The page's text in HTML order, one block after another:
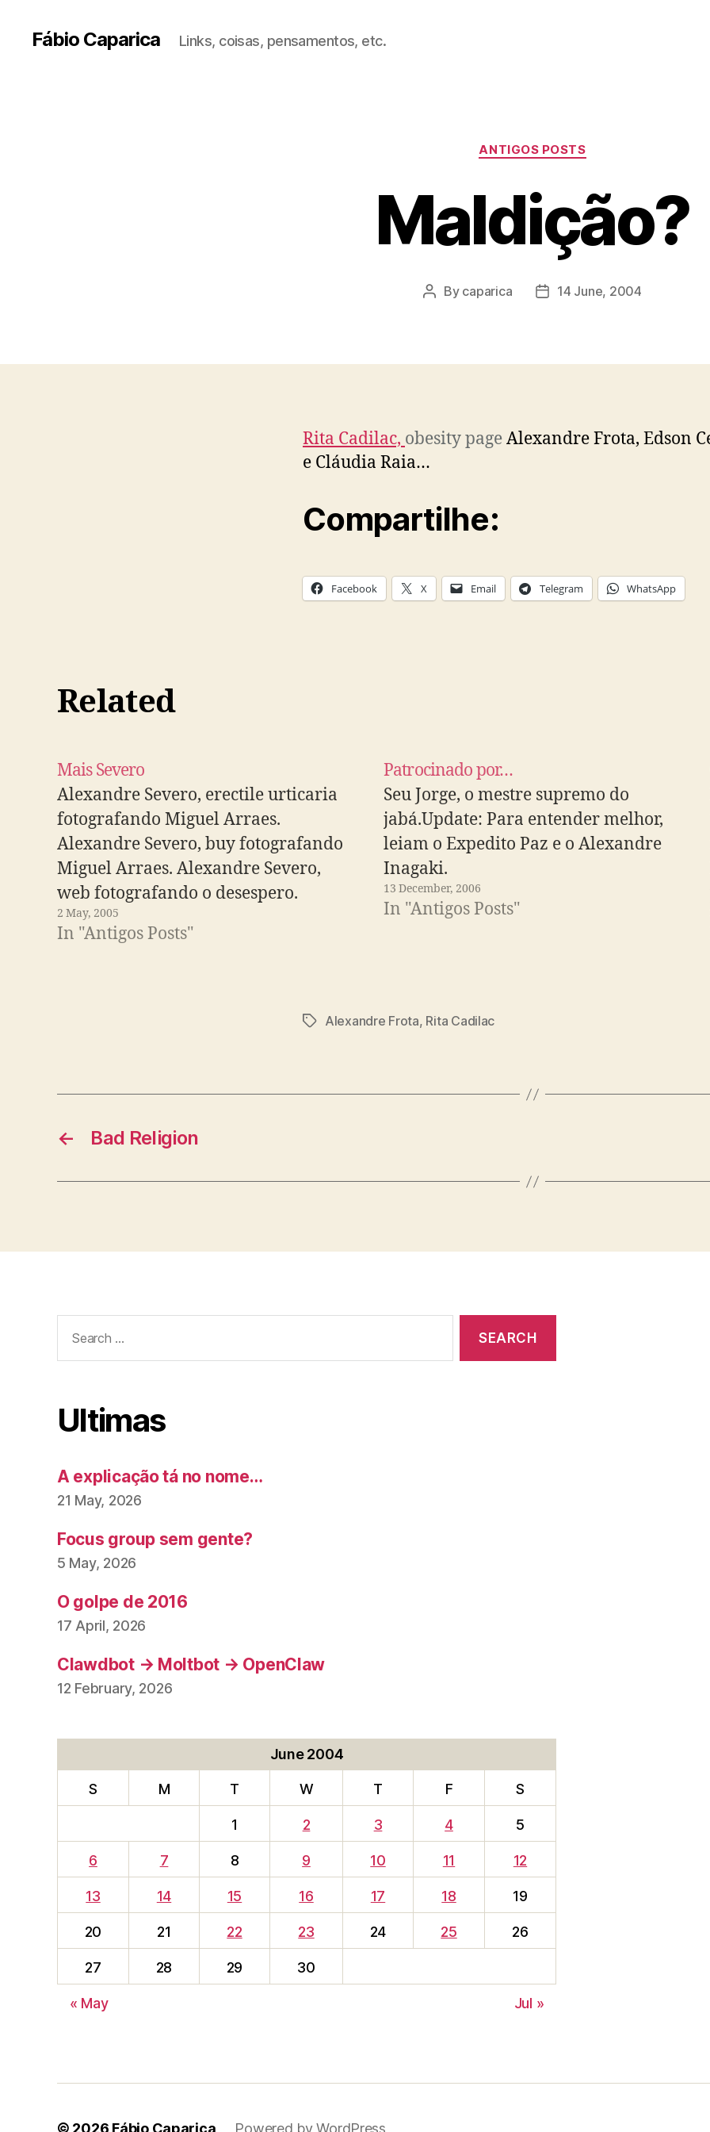
Fábio Caparica Links, coisas, pensamentos, etc.
Categories
ANTIGOS POSTS
Maldição?
Post
By caparica
Post14 June, 2004
Rita Cadilac, obesitypageAlexandre Frota, Edson
e Cláudia Raia…
Compartilhe:
Facebook X Email Telegram WhatsApp
Related
Mais Severo
Alexandre Severo, erectile urticaria
fotografando Miguel Arraes.
Alexandre Severo, buy fotografando
Miguel Arraes. Alexandre Severo,
web fotografando o desespero.
2 May, 2005
In "Antigos Posts"
Patrocinado por…
Seu Jorge, o mestre supremo do
jabá.Update: Para entender melhor,
leiam o Expedito Paz e o Alexandre
Inagaki.
13 December, 2006
In "Antigos Posts"
TagsAlexandre Frota, Rita Cadilac
← Bad Religion
for:
Ultimas
A explicação tá no nome…
21 May, 2026
Focus group sem gente?
5 May, 2026
O golpe de 2016
17 April, 2026
Clawdbot → Moltbot → OpenClaw
12 February, 2026
June 2004
S M T W T F S
1 2 3 4 5
6 7 8 9 10 11 12
13 14 15 16 17 18 19
20 21 22 23 24 25 26
27 28 29 30
« May Jul »